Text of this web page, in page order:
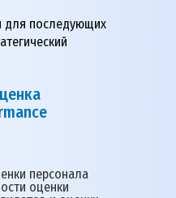
для последующих
персонала
оценки